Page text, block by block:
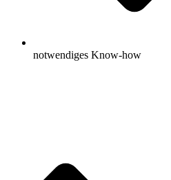
notwendiges Know-how